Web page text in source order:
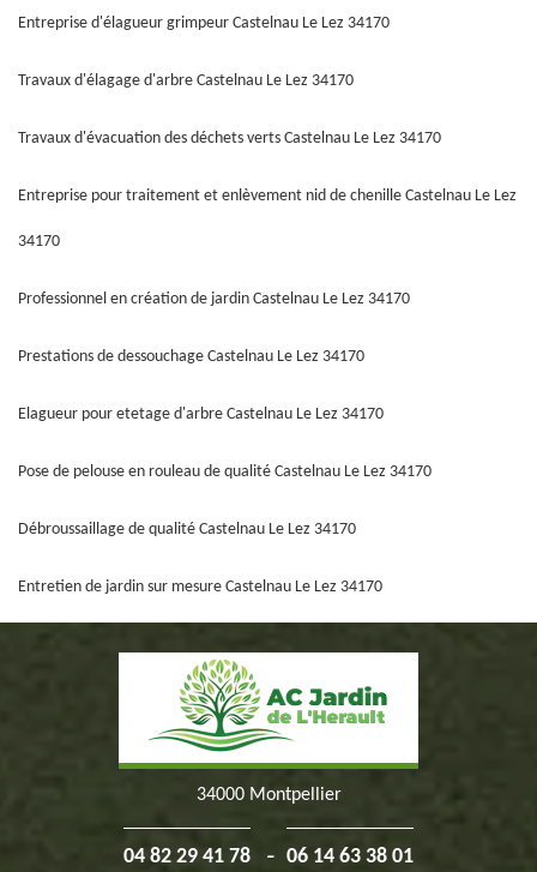
Entreprise d'élagueur grimpeur Castelnau Le Lez 34170
Travaux d'élagage d'arbre Castelnau Le Lez 34170
Travaux d'évacuation des déchets verts Castelnau Le Lez 34170
Entreprise pour traitement et enlèvement nid de chenille Castelnau Le Lez
34170
Professionnel en création de jardin Castelnau Le Lez 34170
Prestations de dessouchage Castelnau Le Lez 34170
Elagueur pour etetage d'arbre Castelnau Le Lez 34170
Pose de pelouse en rouleau de qualité Castelnau Le Lez 34170
Débroussaillage de qualité Castelnau Le Lez 34170
Entretien de jardin sur mesure Castelnau Le Lez 34170
34000 Montpellier
04 82 29 41 78 - 06 14 63 38 01